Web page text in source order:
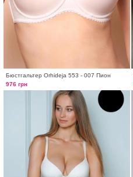
Бюстгальтер Orhideja 553 - 007 Пион
976 грн